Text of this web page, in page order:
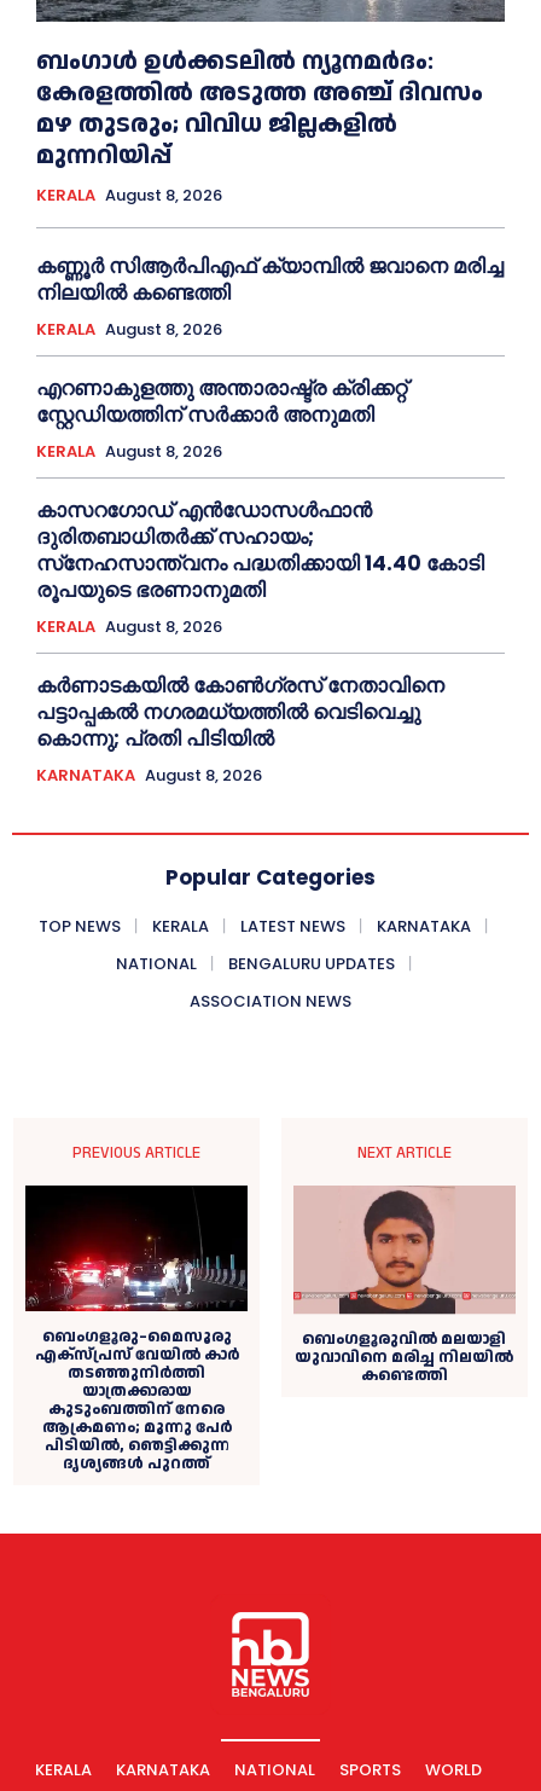
ബംഗാൾ ഉൾക്കടലിൽ ന്യൂനമർദം:
കേരളത്തിൽ അടുത്ത അഞ്ച് ദിവസം
മഴ തുടരും; വിവിധ ജില്ലകളിൽ
മുന്നറിയിപ്പ്
KERALA August 8, 2026
കണ്ണൂര്‍ സിആര്‍പിഎഫ് ക്യാമ്പില്‍ ജവാനെ മരിച്ച
നിലയില്‍ കണ്ടെത്തി
KERALA August 8, 2026
എറണാകുളത്തു അന്താരാഷ്ട്ര ക്രിക്കറ്റ്
സ്റ്റേഡിയത്തിന് സര്‍ക്കാര്‍ അനുമതി
KERALA August 8, 2026
കാസറഗോഡ് എന്‍ഡോസള്‍ഫാന്‍
ദുരിതബാധിതര്‍ക്ക് സഹായം;
സ്‌നേഹസാന്ത്വനം പദ്ധതിക്കായി 14.40 കോടി
രൂപയുടെ ഭരണാനുമതി
KERALA August 8, 2026
കർണാടകയിൽ കോണ്‍ഗ്രസ് നേതാവിനെ
പട്ടാപ്പകല്‍ നഗരമധ്യത്തില്‍ വെടിവെച്ചു
കൊന്നു; പ്രതി പിടിയില്‍
KARNATAKA August 8, 2026
Popular Categories
TOP NEWS KERALA LATEST NEWS
KARNATAKA
NATIONAL
BENGALURU UPDATES
ASSOCIATION NEWS
PREVIOUS ARTICLE
ബെംഗളൂരു–മൈസൂരു
എക്‌സ്‌പ്രസ് വേയിൽ കാർ
തടഞ്ഞുനിർത്തി
യാത്രക്കാരായ
കുടുംബത്തിന് നേരെ
ആക്രമണം; മൂന്നു പേര്‍
പിടിയില്‍, ഞെട്ടിക്കുന്ന
ദൃശ്യങ്ങൾ പുറത്ത്
NEXT ARTICLE
ബെംഗളൂരുവിൽ മലയാളി
യുവാവിനെ മരിച്ച നിലയിൽ
കണ്ടെത്തി
KERALA KARNATAKA NATIONAL SPORTS
WORLD